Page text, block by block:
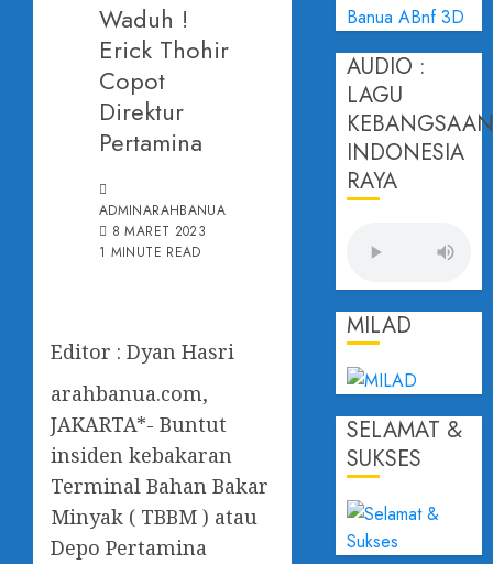
Waduh !
Erick Thohir
Copot
Direktur
Pertamina
ADMINARAHBANUA
8 MARET 2023
1 MINUTE READ
Editor : Dyan Hasri
arahbanua.com,
JAKARTA*- Buntut
insiden kebakaran
Terminal Bahan Bakar
Minyak ( TBBM ) atau
Depo Pertamina
AUDIO :
LAGU
INDONESIA
RAYA
MILAD
SELAMAT &
SUKSES